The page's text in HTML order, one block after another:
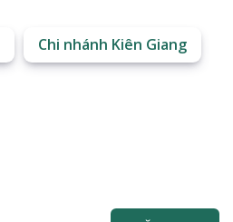
Chi nhánh Kiên Giang